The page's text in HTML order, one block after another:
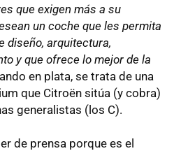
que exigen más a su
un coche que les permita
diseño, arquitectura,
y que ofrece lo mejor de la
en plata, se trata de una
que Citroën sitúa (y cobra)
generalistas (los C).
de prensa porque es el